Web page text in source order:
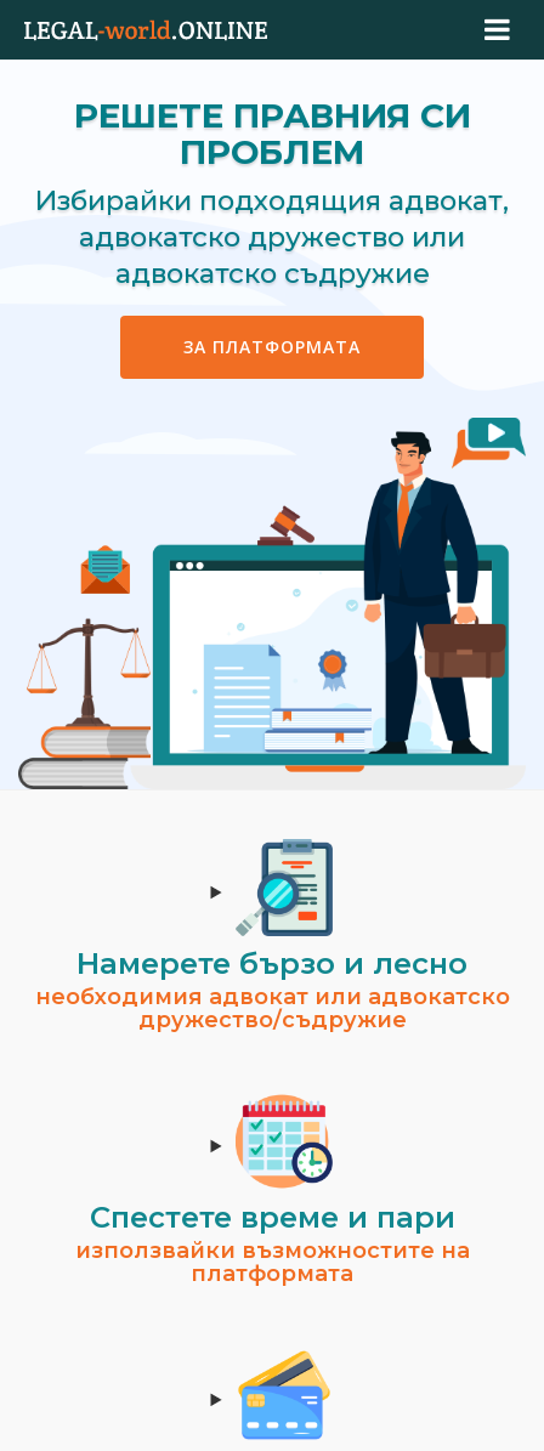
РЕШЕТЕ ПРАВНИЯ СИ
ПРОБЛЕМ
Избирайки подходящия адвокат,
адвокатско дружество или
адвокатско съдружие
ЗА ПЛАТФОРМАТА
Намерете бързо и лесно
необходимия адвокат или адвокатско
дружество/съдружие
Спестeте време и пари
използвайки възможностите на
платформата